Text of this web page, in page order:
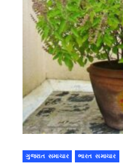
ગુજરાત સમાચાર ભારત સમાચાર